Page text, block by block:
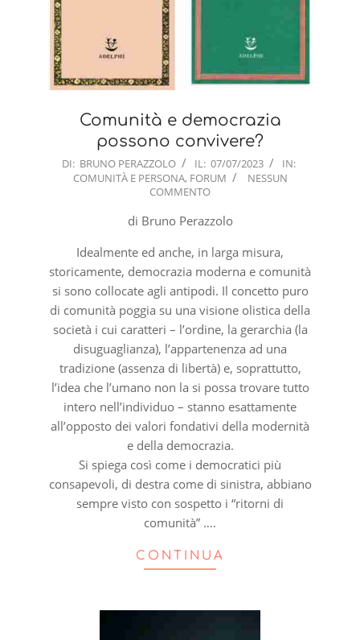
Comunità e democrazia
possono convivere?
2023-
DI: BRUNO PERAZZOLO IL: 07/07/2023
IN:
COMUNITÀ E PERSONA, FORUM
NESSUN
COMMENTO
di Bruno Perazzolo
Idealmente ed anche, in larga misura,
storicamente, democrazia moderna e comunità
si sono collocate agli antipodi. Il concetto puro
di comunità poggia su una visione olistica della
società i cui caratteri – l’ordine, la gerarchia (la
disuguaglianza), l’appartenenza ad una
tradizione (assenza di libertà) e, soprattutto,
l’idea che l’umano non la si possa trovare tutto
intero nell’individuo – stanno esattamente
all’opposto dei valori fondativi della modernità
e della democrazia.
Si spiega così come i democratici più
consapevoli, di destra come di sinistra, abbiano
sempre visto con sospetto i “ritorni di
comunità” ….
CONTINUA